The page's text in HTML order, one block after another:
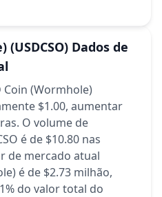
(USDCSO) Dados de
Coin (Wormhole)
$1.00, aumentar
O volume de
é de $10.80 nas
de mercado atual
é de $2.73 milhão,
do valor total do